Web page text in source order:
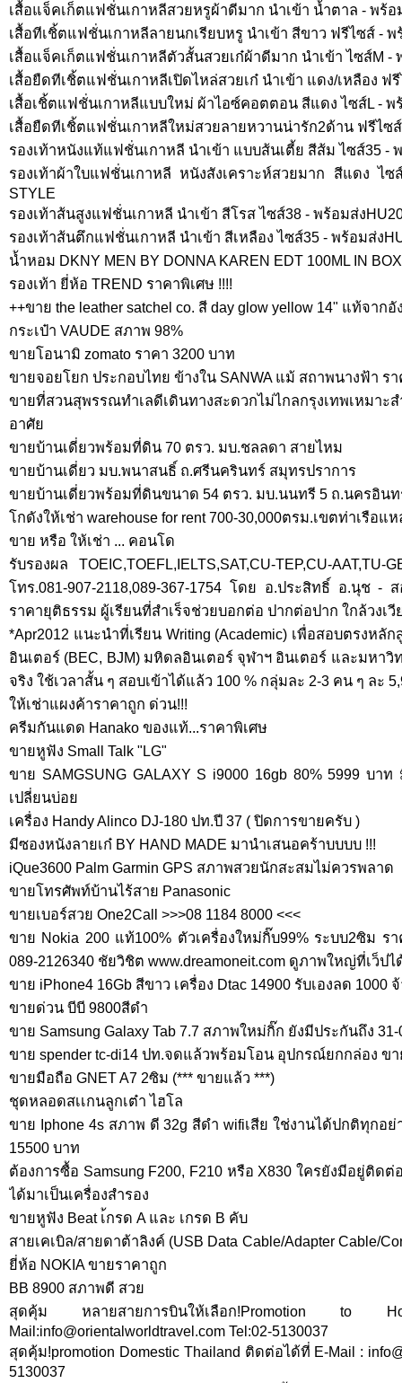
เสื้อแจ็คเก็ตแฟชั่นเกาหลีสวยหรูผ้าดีมาก นำเข้า น้ำตาล - พร้อ
เสื้อทีเชิ้ตแฟชั่นเกาหลีลายนกเรียบหรู นำเข้า สีขาว ฟรีไซส์ - พ
เสื้อแจ็คเก็ตแฟชั่นเกาหลีตัวสั้นสวยเก๋ผ้าดีมาก นำเข้า ไซส์M -
เสื้อยืดทีเชิ้ตแฟชั่นเกาหลีเปิดไหล่สวยเก๋ นำเข้า แดง/เหลือง ฟ
เสื้อเชิ้ตแฟชั่นเกาหลีแบบใหม่ ผ้าไอซ์คอตตอน สีแดง ไซส์L - พ
เสื้อยืดทีเชิ้ตแฟชั่นเกาหลีใหม่สวยลายหวานน่ารัก2ด้าน ฟรีไซ
รองเท้าหนังแท้แฟชั่นเกาหลี นำเข้า แบบส้นเตี้ย สีส้ม ไซส์35 -
รองเท้าผ้าใบแฟชั่นเกาหลี หนังสังเคราะห์สวยมาก สีแดง ไ
STYLE
รองเท้าส้นสูงแฟชั่นเกาหลี นำเข้า สีโรส ไซส์38 - พร้อมส่ง
รองเท้าส้นตึกแฟชั่นเกาหลี นำเข้า สีเหลือง ไซส์35 - พร้อมส่ง
น้ำหอม DKNY MEN BY DONNA KAREN EDT 100ML IN
รองเท้า ยี่ห้อ TREND ราคาพิเศษ !!!!
++ขาย the leather satchel co. สี day glow yellow 14" แท้จากอั
กระเป๋า VAUDE สภาพ 98%
ขายโอนามิ zomato ราคา 3200 บาท
ขายจอยโยก ประกอบไทย ข้างใน SANWA แม้ สถาพนางฟ้า รา
ขายที่สวนสุพรรณทำเลดีเดินทางสะดวกไม่ไกลกรุงเทพเหมาะ
อาศัย
ขายบ้านเดี่ยวพร้อมที่ดิน 70 ตรว. มบ.ชลลดา สายไหม
ขายบ้านเดี่ยว มบ.พนาสนธิ์ ถ.ศรีนครินทร์ สมุทรปราการ
ขายบ้านเดี่ยวพร้อมที่ดินขนาด 54 ตรว. มบ.นนทรี 5 ถ.นครอินท
โกดังให้เช่า warehouse for rent 700-30,000ตรม.เขตท่าเรือแ
ขาย หรือ ให้เช่า ... คอนโด
รับรองผล TOEIC,TOEFL,IELTS,SAT,CU-TEP,CU-
โทร.081-907-2118,089-367-1754 โดย อ.ประสิทธิ์ อ.นุช -
ราคายุติธรรม ผู้เรียนที่สำเร็จช่วยบอกต่อ ปากต่อปาก ใกล้วงเ
*Apr2012 แนะนำที่เรียน Writing (Academic) เพื่อสอบตรงห
อินเตอร์ (BEC, BJM) มหิดลอินเตอร์ จุฬาฯ อินเตอร์ และมหา
จริง ใช้เวลาสั้น ๆ สอบเข้าได้แล้ว 100 % กลุ่มละ 2-3 คน ๆ ละ
ให้เช่าแผงค้าราคาถูก ด่วน!!!
ครีมกันแดด Hanako ของแท้...ราคาพิเศษ
ขายหูฟัง Small Talk "LG"
ขาย SAMGSUNG GALAXY S i9000 16gb 80% 5999 บาท
เปลี่ยนบ่อย
เครื่อง Handy Alinco DJ-180 ปท.ปี 37 ( ปิดการขายครับ )
มีซองหนังลายเก๋ BY HAND MADE มานำเสนอคร้าบบบบ !!!
iQue3600 Palm Garmin GPS สภาพสวยนักสะสมไม่ควรพลาด
ขายโทรศัพท์บ้านไร้สาย Panasonic
ขายเบอร์สวย One2Call >>>08 1184 8000 <<<
ขาย Nokia 200 แท้100% ตัวเครื่องใหม่กิ๊บ99% ระบบ2ซิม ร
089-2126340 ชัยวิชิต www.dreamoneit.com ดูภาพใหญ่ที่เว็ป
ขาย iPhone4 16Gb สีขาว เครื่อง Dtac 14900 รับเองลด 1000
ขายด่วน บีบี 9800สีดำ
ขาย Samsung Galaxy Tab 7.7 สภาพใหม่กิ๊ก ยังมีประกันถึง 31-
ขาย spender tc-di14 ปท.จดแล้วพร้อมโอน อุปกรณ์ยกกล่อง ขา
ขายมือถือ GNET A7 2ซิม (*** ขายแล้ว ***)
ชุดหลอดสเเกนลูกเต๋า ไฮโล
ขาย Iphone 4s สภาพ ดี 32g สีดำ wifiเสีย ใช่งานได้ปกติทุกอ
15500 บาท
ต้องการซื้อ Samsung F200, F210 หรือ X830 ใครยังมีอยู่ติดต่
ได้มาเป็นเครื่องสำรอง
ขายหูฟัง Beat เ้กรด A และ เกรด B คับ
สายเคเบิล/สายดาต้าลิงค์ (USB Data Cable/Adapter Cable/
ยี่ห้อ NOKIA ขายราคาถูก
BB 8900 สภาพดี สวย
สุดคุ้ม หลายสายการบินให้เลือก!Promotion to
Mail:info@orientalworldtravel.com Tel:02-5130037
สุดคุ้ม!promotion Domestic Thailand ติดต่อได้ที่ E-Mail :
5130037